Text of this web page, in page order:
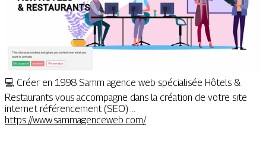
💻 Créer en 1998 Samm agence web spécialisée Hôtels &
Restaurants vous accompagne dans la création de votre site
internet référencement (SEO) ...
https://www.sammagenceweb.com/